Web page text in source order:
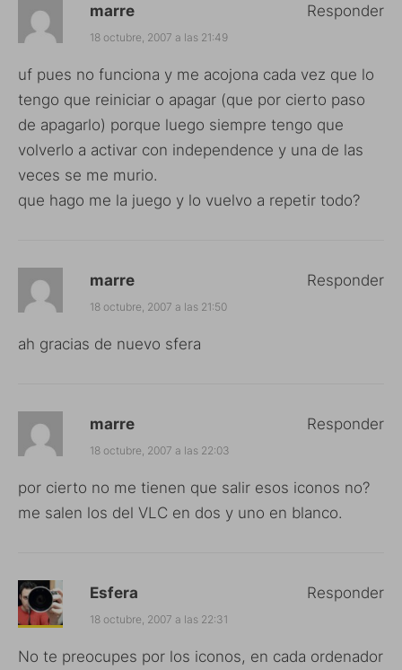
marre
18 octubre, 2007 a las 21:49
uf pues no funciona y me acojona cada vez que lo
tengo que reiniciar o apagar (que por cierto paso
de apagarlo) porque luego siempre tengo que
volverlo a activar con independence y una de las
veces se me murio.
que hago me la juego y lo vuelvo a repetir todo?
Responder
marre
18 octubre, 2007 a las 21:50
ah gracias de nuevo sfera
Responder
marre
18 octubre, 2007 a las 22:03
por cierto no me tienen que salir esos iconos no?
me salen los del VLC en dos y uno en blanco.
Responder
Esfera
18 octubre, 2007 a las 22:31
No te preocupes por los iconos, en cada ordenador
Responder